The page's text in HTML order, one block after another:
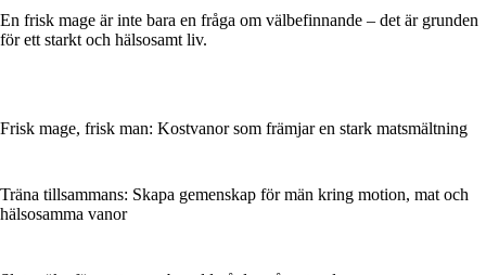
En frisk mage är inte bara en fråga om välbefinnande – det är grunden
för ett starkt och hälsosamt liv.
Frisk mage, frisk man: Kostvanor som främjar en stark matsmältning
Träna tillsammans: Skapa gemenskap för män kring motion, mat och
hälsosamma vanor